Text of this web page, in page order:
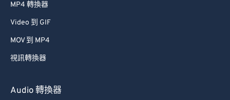
MP4 轉換器
Video 到 GIF
MOV 到 MP4
視訊轉換器
Audio 轉換器